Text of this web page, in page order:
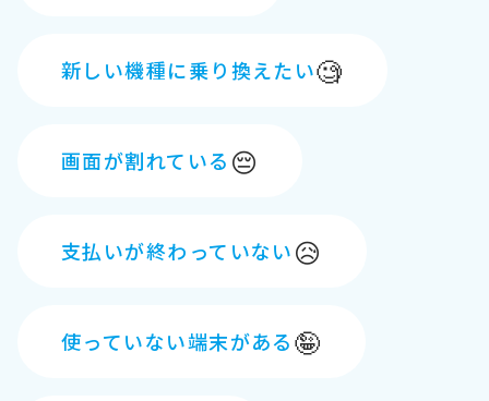
新しい機種に乗り換えたい🧐
画面が割れている 😔
支払いが終わっていない😥
使っていない端末がある🤪